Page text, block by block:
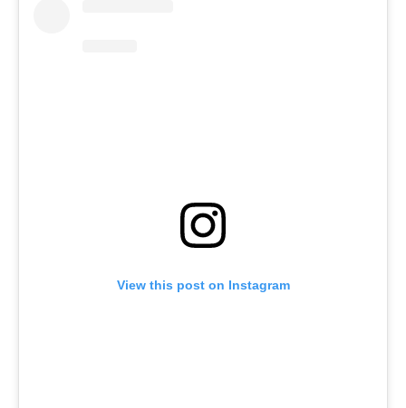
View this post on Instagram